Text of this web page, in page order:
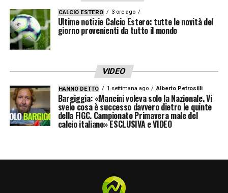
CALCIO ESTERO 3 ore ago
Ultime notizie Calcio Estero: tutte le novità del
giorno provenienti da tutto il mondo
VIDEO
HANNO DETTO 1 settimana ago Alberto Petrosilli
Bargiggia: «Mancini voleva solo la Nazionale. Vi
svelo cosa è successo davvero dietro le quinte
della FIGC. Campionato Primavera male del
calcio italiano» ESCLUSIVA e VIDEO